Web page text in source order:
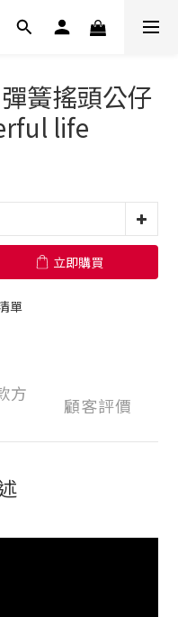
簧搖頭公仔
life
立即購買
單
方
顧客評價